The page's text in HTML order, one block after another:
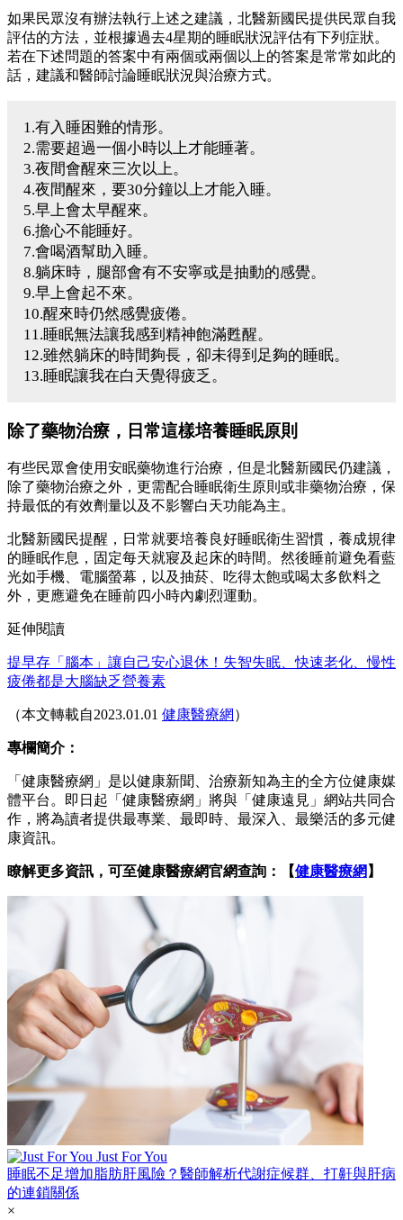
如果民眾沒有辦法執行上述之建議，北醫新國民提供民眾自我
評估的方法，並根據過去4星期的睡眠狀況評估有下列症狀。
若在下述問題的答案中有兩個或兩個以上的答案是常常如此的
話，建議和醫師討論睡眠狀況與治療方式。
1.有入睡困難的情形。
2.需要超過一個小時以上才能睡著。
3.夜間會醒來三次以上。
4.夜間醒來，要30分鐘以上才能入睡。
5.早上會太早醒來。
6.擔心不能睡好。
7.會喝酒幫助入睡。
8.躺床時，腿部會有不安寧或是抽動的感覺。
9.早上會起不來。
10.醒來時仍然感覺疲倦。
11.睡眠無法讓我感到精神飽滿甦醒。
12.雖然躺床的時間夠長，卻未得到足夠的睡眠。
13.睡眠讓我在白天覺得疲乏。
除了藥物治療，日常這樣培養睡眠原則
有些民眾會使用安眠藥物進行治療，但是北醫新國民仍建議，
除了藥物治療之外，更需配合睡眠衛生原則或非藥物治療，保
持最低的有效劑量以及不影響白天功能為主。
北醫新國民提醒，日常就要培養良好睡眠衛生習慣，養成規律
的睡眠作息，固定每天就寢及起床的時間。然後睡前避免看藍
光如手機、電腦螢幕，以及抽菸、吃得太飽或喝太多飲料之
外，更應避免在睡前四小時內劇烈運動。
延伸閱讀
提早存「腦本」讓自己安心退休！失智失眠、快速老化、慢性
疲倦都是大腦缺乏營養素
（本文轉載自2023.01.01 健康醫療網 ）
專欄簡介：
「健康醫療網」是以健康新聞、治療新知為主的全方位健康媒
體平台。即日起「健康醫療網」將與「健康遠見」網站共同合
作，將為讀者提供最專業、最即時、最深入、最樂活的多元健
康資訊。
瞭解更多資訊，可至健康醫療網官網查詢：【健康醫療網 】
Just For You
睡眠不足增加脂肪肝風險？醫師解析代謝症候群、打鼾與肝病
的連鎖關係
×